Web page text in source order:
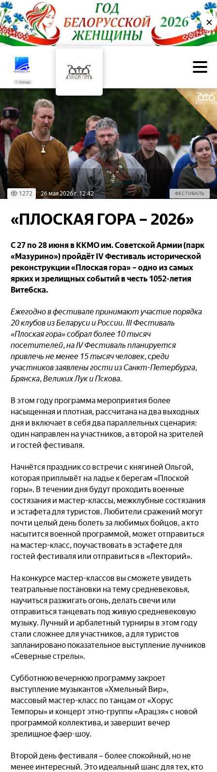
✕
Назад
1272 26 мая 2026 г. 12:42 ФЕСТИВАЛЬ
«ПЛОСКАЯ ГОРА – 2026»
С 27 по 28 июня в ККМО им. Советской Армии (парк
«Мазурино») пройдёт IV Фестиваль исторической
реконструкции «Плоская гора» – одно из самых
ярких и зрелищных событий в честь 1052-летия
Витебска.
Ежегодно в фестивале принимают участие порядка
20 клубов из Беларуси и России. III Фестиваль
«Плоская гора» собрал более 10 тысяч
посетителей, на IV Фестиваль планируется
привлечь не менее 15 тысяч человек, среди
участников заявлены гости из Санкт-Петербурга,
Брянска, Великих Лук и Пскова.
В этом году программа мероприятия более
насыщенная и плотная, рассчитана на два выходных
дня и включает в себя два параллельных сценария:
один направлен на участников, а второй на зрителей
и гостей фестиваля.
Начнётся праздник со встречи с княгиней Ольгой,
которая приплывёт на ладье к берегам «Плоской
горы». В течении дня будут проходить военные
состязания и мастер-классы, межклубные состязания
и эстафета для туристов. Любители сражений могут
почти целый день болеть за любимых бойцов, а кто
насытится военной программой, может отправиться
на мастер-класс, поучаствовать в эстафете для
гостей фестиваля или отправиться в «Лекторий».
На конкурсе мастер-классов вы сможете увидеть
театральные постановки на тему средневековья,
научиться разжигать огонь, делать свечи или
отправиться танцевать под живую средневековую
музыку. Лучный и арбалетный турниры в этом году
стали сложнее для участников, а для туристов
запланировано показательное выступление лучников
«Северные стрелы».
Субботнюю вечернюю программу закроет
выступление музыкантов «Хмельный Вир»,
массовый мастер-класс по танцам от «Хорус
Темпоры» и концерт этно-группы «Арацэя» с новой
программой коллектива, и завершит вечер
зрелищное фаер-шоу.
Второй день фестиваля – более спокойный, но не
менее интересный. Это идеальный шанс для тех, кто